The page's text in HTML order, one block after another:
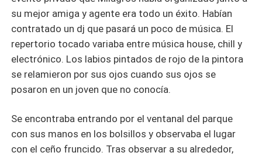
su mejor amiga y agente era todo un éxito. Habían
contratado un dj que pasará un poco de música. El
repertorio tocado variaba entre música house, chill y
electrónico. Los labios pintados de rojo de la pintora
se relamieron por sus ojos cuando sus ojos se
posaron en un joven que no conocía.
Se encontraba entrando por el ventanal del parque
con sus manos en los bolsillos y observaba el lugar
con el ceño fruncido. Tras observar a su alrededor,